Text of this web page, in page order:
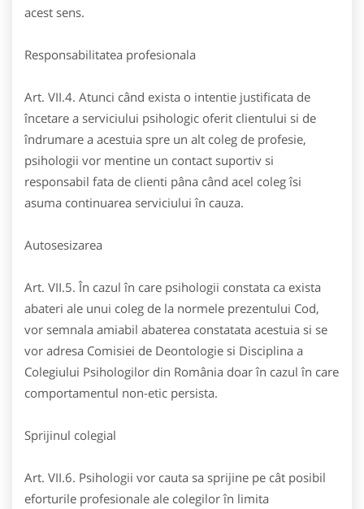
acest sens.
Responsabilitatea profesionala
Art. VII.4. Atunci când exista o intentie justificata de
încetare a serviciului psihologic oferit clientului si de
îndrumare a acestuia spre un alt coleg de profesie,
psihologii vor mentine un contact suportiv si
responsabil fata de clienti pâna când acel coleg îsi
asuma continuarea serviciului în cauza.
Autosesizarea
Art. VII.5. În cazul în care psihologii constata ca exista
abateri ale unui coleg de la normele prezentului Cod,
vor semnala amiabil abaterea constatata acestuia si se
vor adresa Comisiei de Deontologie si Disciplina a
Colegiului Psihologilor din România doar în cazul în care
comportamentul non-etic persista.
Sprijinul colegial
Art. VII.6. Psihologii vor cauta sa sprijine pe cât posibil
eforturile profesionale ale colegilor în limita